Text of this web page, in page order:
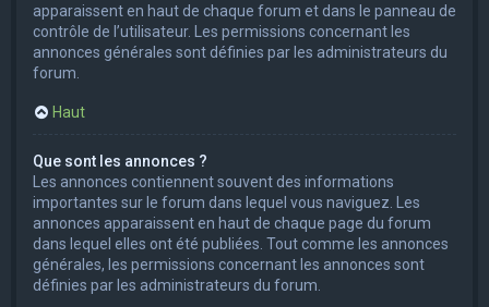
apparaissent en haut de chaque forum et dans le panneau de
contrôle de l’utilisateur. Les permissions concernant les
annonces générales sont définies par les administrateurs du
forum.
Haut
Que sont les annonces ?
Les annonces contiennent souvent des informations
importantes sur le forum dans lequel vous naviguez. Les
annonces apparaissent en haut de chaque page du forum
dans lequel elles ont été publiées. Tout comme les annonces
générales, les permissions concernant les annonces sont
définies par les administrateurs du forum.